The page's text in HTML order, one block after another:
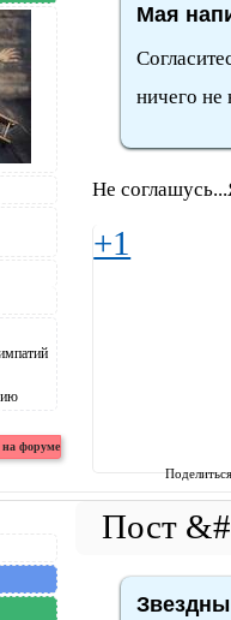
Мая
ничего
Не
+1